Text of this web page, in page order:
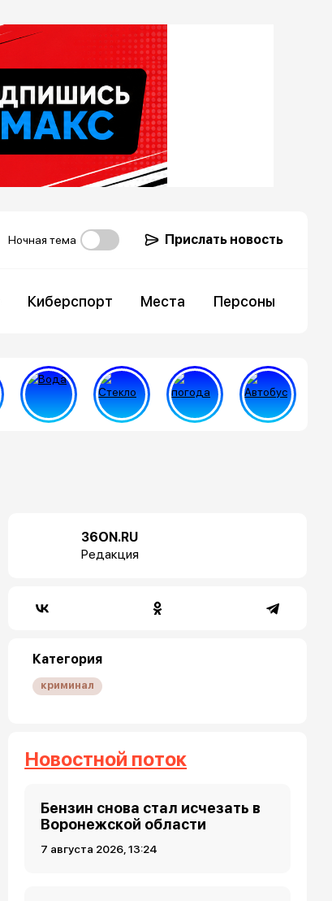
Ночная тема Прислать новость
Киберспорт Места Персоны
36ON.RU
Редакция
Категория
криминал
Новостной поток
Бензин снова стал исчезать в
Воронежской области
7 августа 2026, 13:24